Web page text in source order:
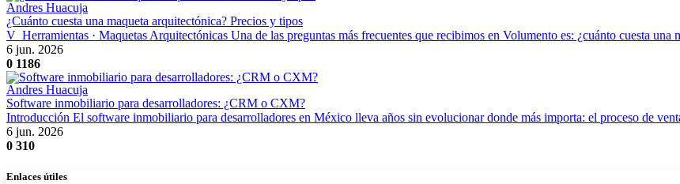
Andres Huacuja
¿Cuánto cuesta una maqueta arquitectónica? Precios y tipos
V_Herramientas · Maquetas Arquitectónicas Una de las preguntas más frecuentes que recibimos en Volumento es: ¿cuánto cuesta una
6 jun. 2026
0 1186
Andres Huacuja
Software inmobiliario para desarrolladores: ¿CRM o CXM?
Introducción El software inmobiliario para desarrolladores en México lleva años sin evolucionar donde más importa: el proceso de
6 jun. 2026
0 310
Enlaces útiles